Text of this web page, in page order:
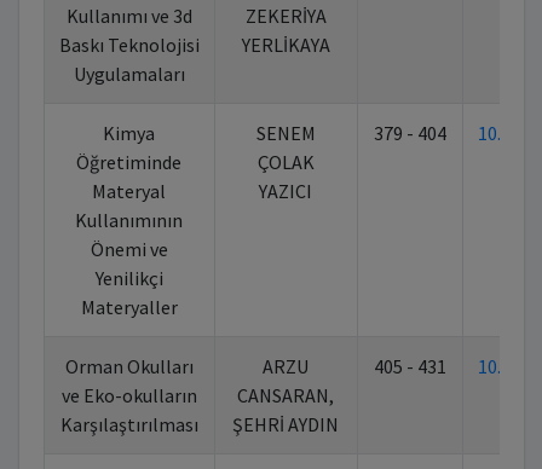
Kullanımı ve 3d
Baskı Teknolojisi
Uygulamaları
ZEKERİYA
YERLİKAYA
Kimya
Öğretiminde
Materyal
Kullanımının
Önemi ve
Yenilikçi
Materyaller
SENEM
ÇOLAK
YAZICI
379 - 404
Orman Okulları
ve Eko-okulların
Karşılaştırılması
ARZU
CANSARAN,
ŞEHRİ AYDIN
405 - 431